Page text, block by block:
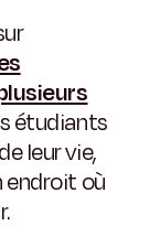
étudiants
leur vie,
endroit où